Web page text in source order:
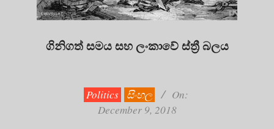
ගිනිගත් සමය සහ ලංකාවේ ස්ත්‍රී බලය
Politics සිංහල
On:
December 9, 2018